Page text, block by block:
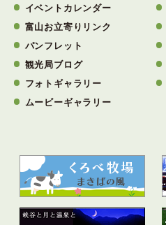
イベントカレンダー
富山お立寄りリンク
パンフレット
観光局ブログ
フォトギャラリー
ムービーギャラリー